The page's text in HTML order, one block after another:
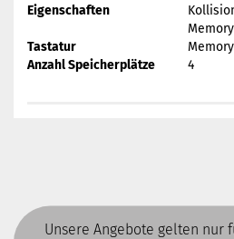
Eigenschaften
Tastatur
Anzahl Speicherplätze
4
Unsere Angebote gelten nur